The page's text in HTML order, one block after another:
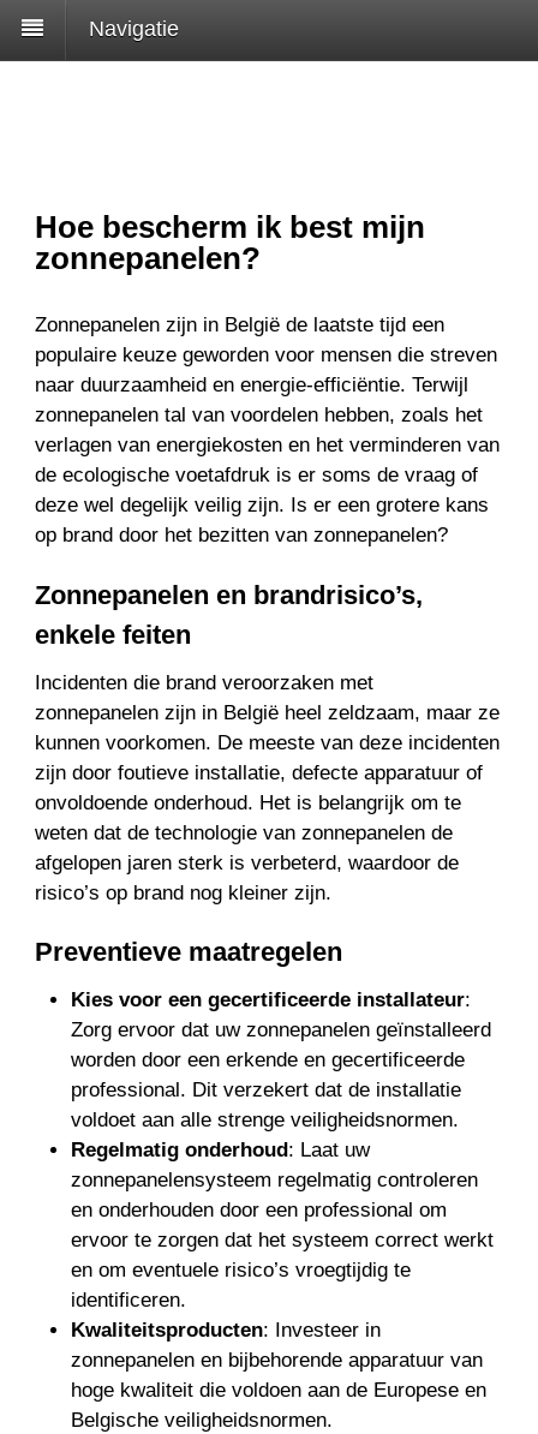
Navigatie
Hoe bescherm ik best mijn
zonnepanelen?
Zonnepanelen zijn in België de laatste tijd een
populaire keuze geworden voor mensen die streven
naar duurzaamheid en energie-efficiëntie. Terwijl
zonnepanelen tal van voordelen hebben, zoals het
verlagen van energiekosten en het verminderen van
de ecologische voetafdruk is er soms de vraag of
deze wel degelijk veilig zijn. Is er een grotere kans
op brand door het bezitten van zonnepanelen?
Zonnepanelen en brandrisico’s,
enkele feiten
Incidenten die brand veroorzaken met
zonnepanelen zijn in België heel zeldzaam, maar ze
kunnen voorkomen. De meeste van deze incidenten
zijn door foutieve installatie, defecte apparatuur of
onvoldoende onderhoud. Het is belangrijk om te
weten dat de technologie van zonnepanelen de
afgelopen jaren sterk is verbeterd, waardoor de
risico’s op brand nog kleiner zijn.
Preventieve maatregelen
Kies voor een gecertificeerde installateur:
Zorg ervoor dat uw zonnepanelen geïnstalleerd
worden door een erkende en gecertificeerde
professional. Dit verzekert dat de installatie
voldoet aan alle strenge veiligheidsnormen.
Regelmatig onderhoud : Laat uw
zonnepanelensysteem regelmatig controleren
en onderhouden door een professional om
ervoor te zorgen dat het systeem correct werkt
en om eventuele risico’s vroegtijdig te
identificeren.
Kwaliteitsproducten: Investeer in
zonnepanelen en bijbehorende apparatuur van
hoge kwaliteit die voldoen aan de Europese en
Belgische veiligheidsnormen.